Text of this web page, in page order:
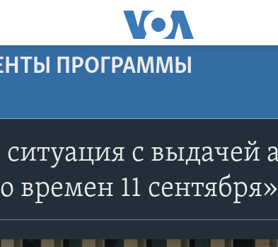
ПРОГРАММЫ
с выдачей
времен 11 сентября»